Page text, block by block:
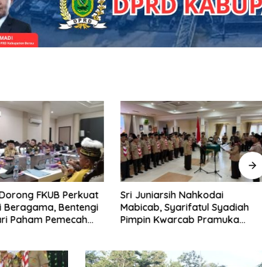
FKUB Perkuat
Beragama, Bentengi
Paham Pemecah
Sri Juniarsih Nahkodai
Mabicab, Syarifatul Syadiah
Pimpin Kwarcab Pramuka